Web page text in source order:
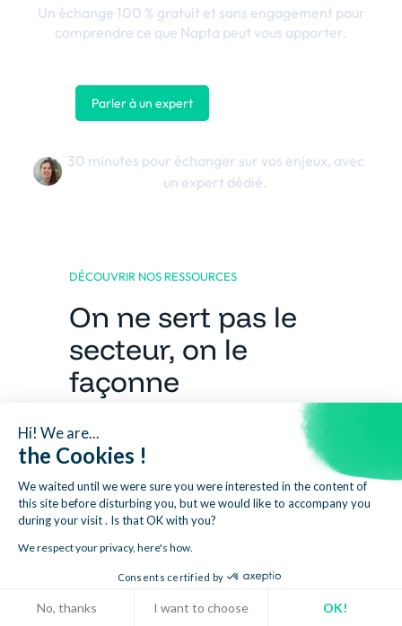
Hi! We are...
the Cookies !
We waited until we were sure you were interested in the content of
this site before disturbing you, but we would like to accompany you
during your visit . Is that OK with you?
We respect your privacy, here's how.
Consents certified by
No, thanks I want to choose OK!
Un échange 100 % gratuit et sans engagement pour
comprendre ce que Napta peut vous apporter.
Parler à un expert
30 minutes pour échanger sur vos enjeux, avec
un expert dédié.
DÉCOUVRIR NOS RESSOURCES
On ne sert pas le
secteur, on le
façonne
Benchmarks sectoriels, guides pratiques,
rapports exclusifs :
les ressources Napta pour décider avec
Accéder à nos ressources